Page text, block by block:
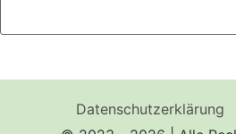
Datenschutzerklärung